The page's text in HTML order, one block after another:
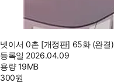
넷이서 0촌 [개정판] 65화 (완결)
등록일 2026.04.09
용량19MB
300원